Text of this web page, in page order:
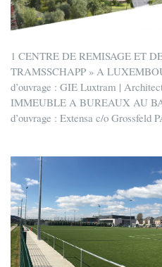
1 CENTRE DE REMISAGE ET
TRAMSSCHAPP » A
d’ouvrage : GIE Luxtram |
IMMEUBLE A BUREAUX AU
d’ouvrage : Extensa c/o Grossfeld